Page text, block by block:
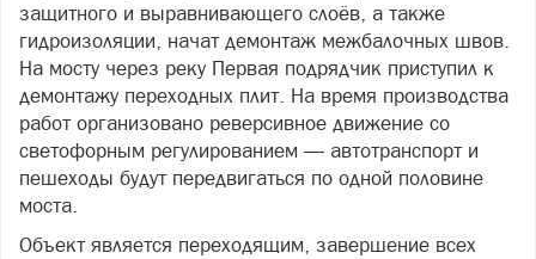
защитного и выравнивающего слоёв, а также
гидроизоляции, начат демонтаж межбалочных швов.
На мосту через реку Первая подрядчик приступил к
демонтажу переходных плит. На время производства
работ организовано реверсивное движение со
светофорным регулированием — автотранспорт и
пешеходы будут передвигаться по одной половине
моста.
Объект является переходящим, завершение всех